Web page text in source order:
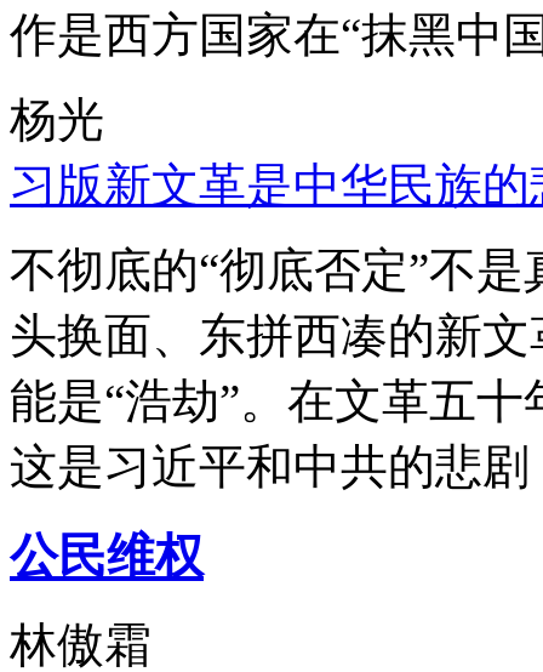
作是西方国家在“抹黑中
杨光
习版新文革是中华民族的
不彻底的“彻底否定”不
头换面、东拼西凑的新
能是“浩劫”。在文革五
这是习近平和中共的悲
公民维权
林傲霜